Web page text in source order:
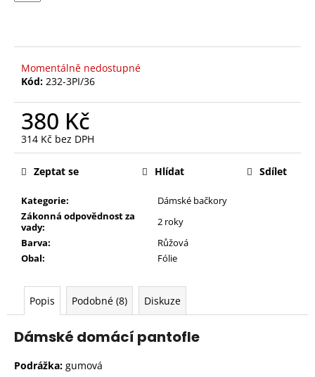
Momentálně nedostupné
Kód: 232-3PI/36
380 Kč
314 Kč bez DPH
Měrná
Kategorie:
Dámské bačkory
Zákonná odpovědnost za
vady:
2 roky
Barva:
Růžová
Obal:
Fólie
Zeptat se Hlídat Sdílet
Popis Podobné (8) Diskuze
Dámské domácí pantofle
Podrážka: gumová